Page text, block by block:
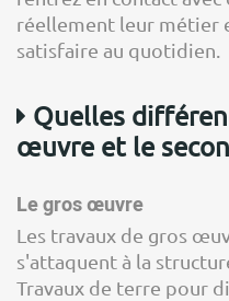
réellement leur métier
satisfaire au quotidien.
Quelles
œuvre et le
Le gros œuvre
Les travaux de gros
s'attaquent à la
Travaux de terre pour